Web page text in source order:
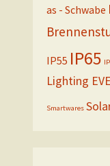
as - Schwabe
IP55 IP65
Lighting
Smartwares